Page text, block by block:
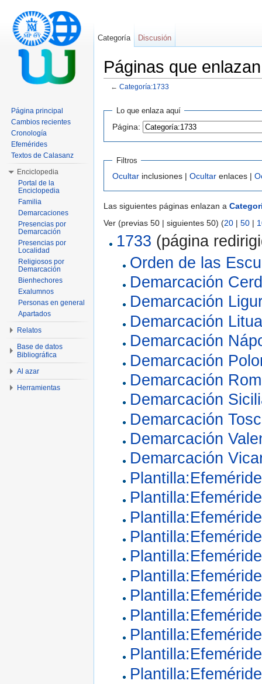
Páginas que
← Categoría:1733
Lo que enlaza aquí
Página:
Filtros
Ocultar inclusiones | Ocultar enlaces |
Las siguientes páginas enlazan a
Ver (previas 50 | siguientes 50) (20 | 50 |
1733 (página
Orden de las
Demarcación
Demarcación
Demarcación
Demarcación
Demarcación
Demarcación
Demarcación
Demarcación
Demarcación
Demarcación
Categoría Discusión
Página principal
Cambios recientes
Cronología
Efemérides
Textos de Calasanz
Enciclopedia
Portal de la
Enciclopedia
Familia
Demarcaciones
Presencias por
Demarcación
Presencias por
Localidad
Religiosos por
Demarcación
Bienhechores
Exalumnos
Personas en general
Apartados
Relatos
Base de datos
Bibliográfica
Al azar
Herramientas